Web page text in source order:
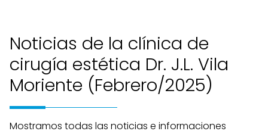
Noticias de la clínica de
cirugía estética Dr. J.L. Vila
Moriente (Febrero/2025)
Mostramos todas las noticias e informaciones